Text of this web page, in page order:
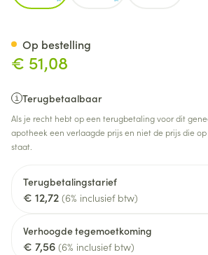
€ 51,08
Terugbetaalbaar
Als je recht hebt op een terugbetaling voor dit
apotheek een verlaagde prijs en niet de prijs die
staat.
Terugbetalingstarief
€ 12,72 (6% inclusief btw)
Verhoogde tegemoetkoming
€ 7,56 (6% inclusief btw)
Op bestelling